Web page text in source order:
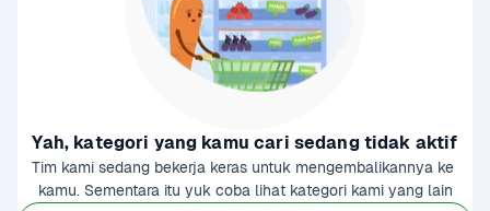
Yah, kategori yang kamu cari sedang tidak aktif
Tim kami sedang bekerja keras untuk mengembalikannya ke
kamu. Sementara itu yuk coba lihat kategori kami yang lain